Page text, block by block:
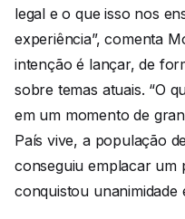
legal e o que isso nos
experiência”, comenta
intenção é lançar, de
sobre temas atuais. “O
em um momento de
País vive, a população
conseguiu emplacar um
conquistou unanimidade